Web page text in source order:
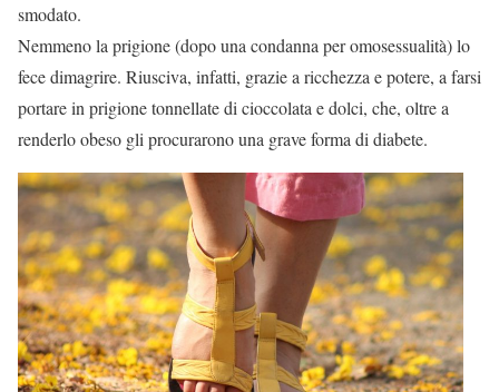
smodato.
Nemmeno la prigione (dopo una condanna per omosessualità) lo
fece dimagrire. Riusciva, infatti, grazie a ricchezza e potere, a farsi
portare in prigione tonnellate di cioccolata e dolci, che, oltre a
renderlo obeso gli procurarono una grave forma di diabete.